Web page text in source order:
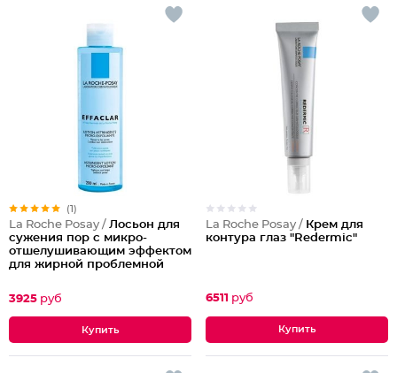
(1)
La Roche Posay / Лосьон для
сужения пор с микро-
отшелушивающим эффектом
для жирной проблемной
3925 руб
La Roche Posay / Крем для
контура глаз "Redermic"
6511 руб